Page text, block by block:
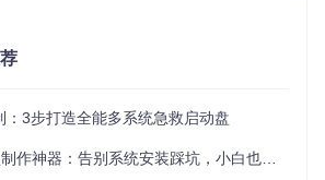
观，主要分为设备属性、格式选项和状态
的核心优势：
：3步打造全能多系统急救启动盘
神器：告别系统安装踩坑，小白也能5分钟上手